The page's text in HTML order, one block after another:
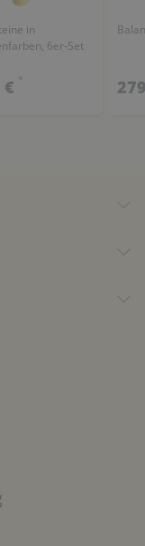
in
6er-Set
€ *